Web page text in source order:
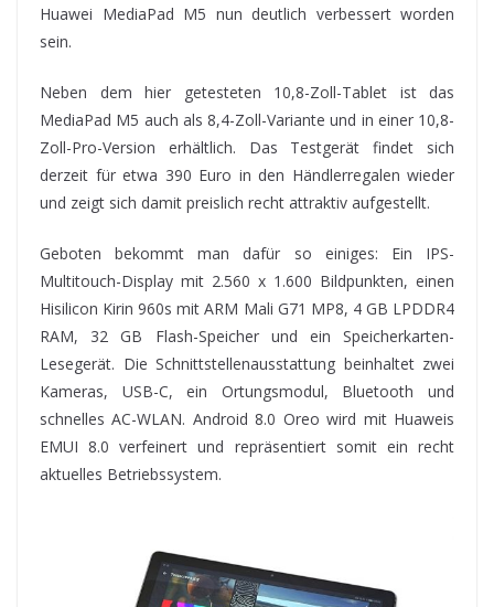
Huawei MediaPad M5 nun deutlich verbessert worden
sein.
Neben dem hier getesteten 10,8-Zoll-Tablet ist das
MediaPad M5 auch als 8,4-Zoll-Variante und in einer 10,8-
Zoll-Pro-Version erhältlich. Das Testgerät findet sich
derzeit für etwa 390 Euro in den Händlerregalen wieder
und zeigt sich damit preislich recht attraktiv aufgestellt.
Geboten bekommt man dafür so einiges: Ein IPS-
Multitouch-Display mit 2.560 x 1.600 Bildpunkten, einen
Hisilicon Kirin 960s mit ARM Mali G71 MP8, 4 GB LPDDR4
RAM, 32 GB Flash-Speicher und ein Speicherkarten-
Lesegerät. Die Schnittstellenausstattung beinhaltet zwei
Kameras, USB-C, ein Ortungsmodul, Bluetooth und
schnelles AC-WLAN. Android 8.0 Oreo wird mit Huaweis
EMUI 8.0 verfeinert und repräsentiert somit ein recht
aktuelles Betriebssystem.